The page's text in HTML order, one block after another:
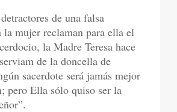
de una falsa
la mujer reclaman para ella el
la Madre Teresa hace
de la doncella de
sacerdote será jamás mejor
pero Ella sólo quiso ser la